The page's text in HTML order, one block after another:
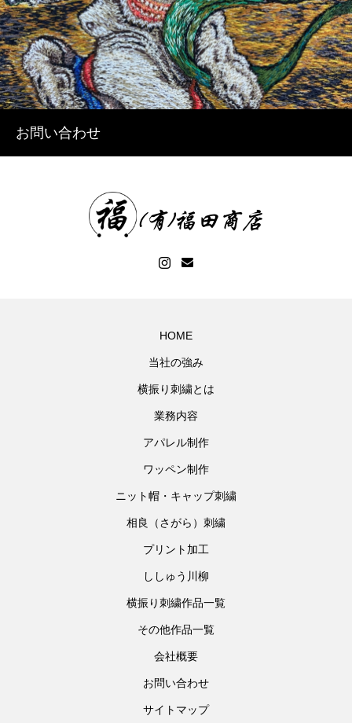
お問い合わせ
HOME
当社の強み
横振り刺繍とは
業務内容
アパレル制作
ワッペン制作
ニット帽・キャップ刺繍
相良（さがら）刺繍
プリント加工
ししゅう川柳
横振り刺繍作品一覧
その他作品一覧
会社概要
お問い合わせ
サイトマップ